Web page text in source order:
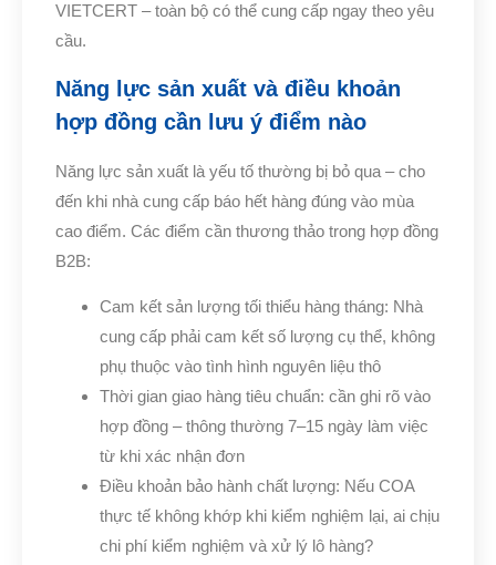
VIETCERT – toàn bộ có thể cung cấp ngay theo yêu
cầu.
Năng lực sản xuất và điều khoản
hợp đồng cần lưu ý điểm nào
Năng lực sản xuất là yếu tố thường bị bỏ qua – cho
đến khi nhà cung cấp báo hết hàng đúng vào mùa
cao điểm. Các điểm cần thương thảo trong hợp đồng
B2B:
Cam kết sản lượng tối thiểu hàng tháng: Nhà
cung cấp phải cam kết số lượng cụ thể, không
phụ thuộc vào tình hình nguyên liệu thô
Thời gian giao hàng tiêu chuẩn: cần ghi rõ vào
hợp đồng – thông thường 7–15 ngày làm việc
từ khi xác nhận đơn
Điều khoản bảo hành chất lượng: Nếu COA
thực tế không khớp khi kiểm nghiệm lại, ai chịu
chi phí kiểm nghiệm và xử lý lô hàng?